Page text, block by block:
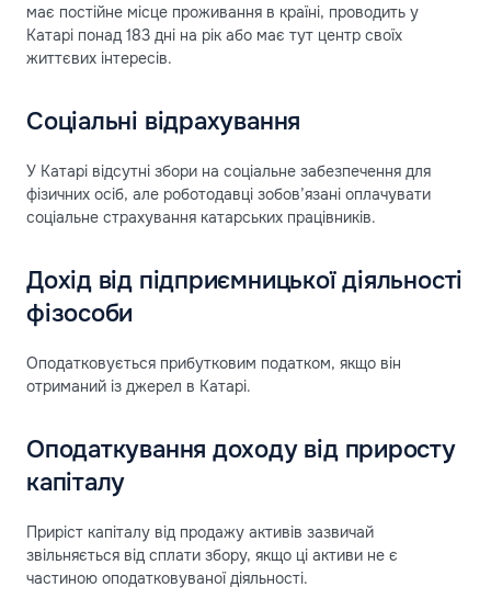
має постійне місце проживання в країні, проводить у
Катарі понад 183 дні на рік або має тут центр своїх
життєвих інтересів.
Соціальні відрахування
У Катарі відсутні збори на соціальне забезпечення для
фізичних осіб, але роботодавці зобов’язані оплачувати
соціальне страхування катарських працівників.
Дохід від підприємницької діяльності
фізособи
Оподатковується прибутковим податком, якщо він
отриманий із джерел в Катарі.
Оподаткування доходу від приросту
капіталу
Приріст капіталу від продажу активів зазвичай
звільняється від сплати збору, якщо ці активи не є
частиною оподатковуваної діяльності.